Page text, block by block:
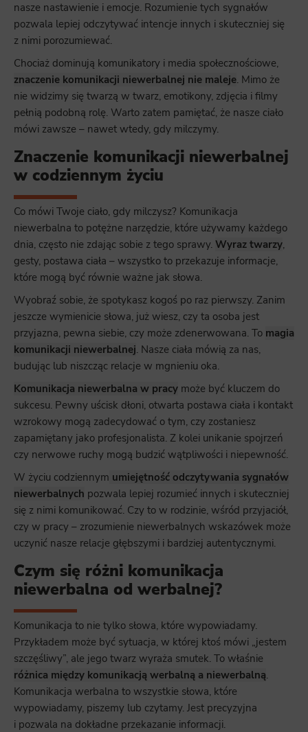
nasze nastawienie i emocje. Rozumienie tych sygnałów
pozwala lepiej odczytywać intencje innych i skuteczniej się
z nimi porozumiewać.
Chociaż dominują komunikatory i media społecznościowe,
znaczenie komunikacji niewerbalnej nie maleje. Mimo że
nie widzimy się twarzą w twarz, emotikony, zdjęcia i filmy
pełnią podobną rolę. Warto zatem pamiętać, że nasze ciało
mówi zawsze – nawet wtedy, gdy milczymy.
Znaczenie komunikacji niewerbalnej
w codziennym życiu
Co mówi Twoje ciało, gdy milczysz? Komunikacja
niewerbalna to potężne narzędzie, które używamy każdego
dnia, często nie zdając sobie z tego sprawy. Wyraz twarzy,
gesty, postawa ciała – wszystko to przekazuje informacje,
które mogą być równie ważne jak słowa.
Wyobraź sobie, że spotykasz kogoś po raz pierwszy. Zanim
jeszcze wymienicie słowa, już wiesz, czy ta osoba jest
przyjazna, pewna siebie, czy może zdenerwowana. To magia
komunikacji niewerbalnej. Nasze ciała mówią za nas,
budując lub niszcząc relacje w mgnieniu oka.
Komunikacja niewerbalna w pracy może być kluczem do
sukcesu. Pewny uścisk dłoni, otwarta postawa ciała i kontakt
wzrokowy mogą zadecydować o tym, czy zostaniesz
zapamiętany jako profesjonalista. Z kolei unikanie spojrzeń
czy nerwowe ruchy mogą budzić wątpliwości i niepewność.
W życiu codziennym umiejętność odczytywania sygnałów
niewerbalnych pozwala lepiej rozumieć innych i skuteczniej
się z nimi komunikować. Czy to w rodzinie, wśród przyjaciół,
czy w pracy – zrozumienie niewerbalnych wskazówek może
uczynić nasze relacje głębszymi i bardziej autentycznymi.
Czym się różni komunikacja
niewerbalna od werbalnej?
Komunikacja to nie tylko słowa, które wypowiadamy.
Przykładem może być sytuacja, w której ktoś mówi „jestem
szczęśliwy”, ale jego twarz wyraża smutek. To właśnie
różnica między komunikacją werbalną a niewerbalną.
Komunikacja werbalna to wszystkie słowa, które
wypowiadamy, piszemy lub czytamy. Jest precyzyjna
i pozwala na dokładne przekazanie informacji.